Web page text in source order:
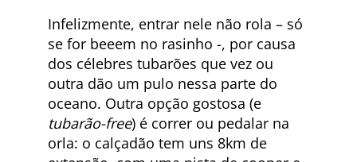
Infelizmente, entrar nele não rola – só
se for beeem no rasinho -, por causa
dos célebres tubarões que vez ou
outra dão um pulo nessa parte do
oceano. Outra opção gostosa (e
tubarão-free) é correr ou pedalar na
orla: o calçadão tem uns 8km de